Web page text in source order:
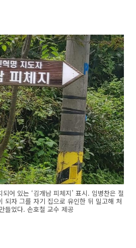
어 있는 ‘김개남 피체지’ 표시. 임병찬은 절
되자 그를 자기 집으로 유인한 뒤 밀고해 처
들었다. 손호철 교수 제공